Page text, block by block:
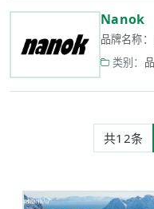
Nanok
品牌名称
类别：
共12条